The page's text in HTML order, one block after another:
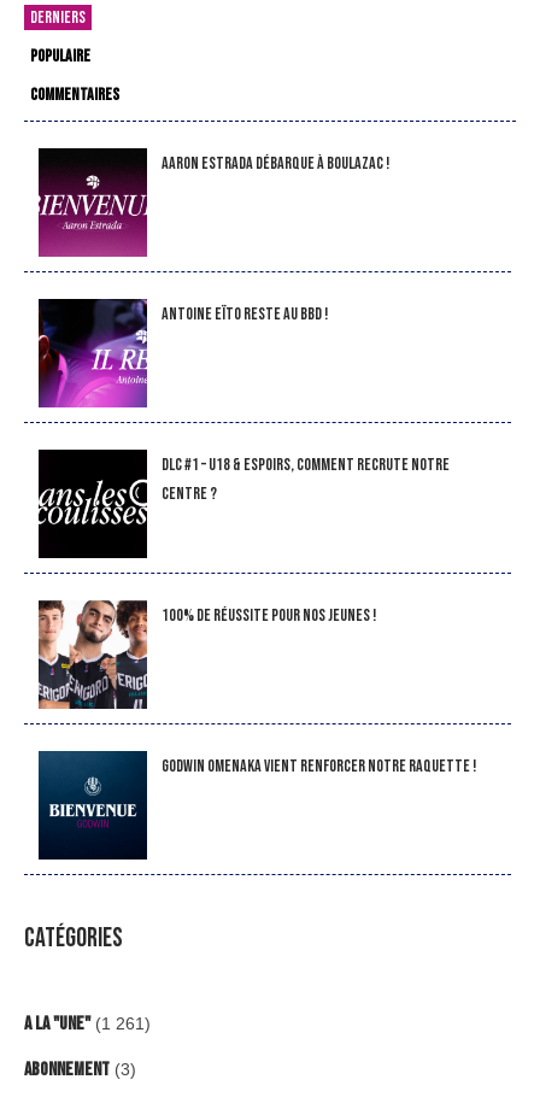
DERNIERS
POPULAIRE
COMMENTAIRES
Aaron Estrada débarque à Boulazac !
Antoine Eïto reste au BBD !
DLC #1 – U18 & Espoirs, comment recrute notre
Centre ?
100% de réussite pour nos jeunes !
Godwin Omenaka vient renforcer notre raquette !
CATÉGORIES
A la "Une"(1 261)
Abonnement (3)